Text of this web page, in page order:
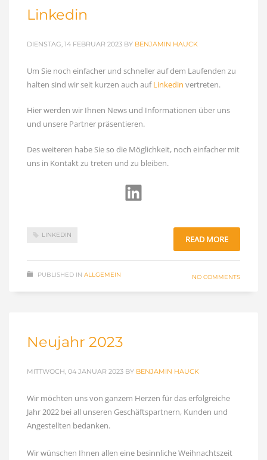
Linkedin
DIENSTAG, 14 FEBRUAR 2023 BY BENJAMIN HAUCK
Um Sie noch einfacher und schneller auf dem Laufenden zu
halten sind wir seit kurzen auch aufLinkedin vertreten.
Hier werden wir Ihnen News und Informationen über uns
und unsere Partner präsentieren.
Des weiteren habe Sie so die Möglichkeit, noch einfacher mit
uns in Kontakt zu treten und zu bleiben.
LinkedIn
LINKEDIN READ MORE
PUBLISHED IN ALLGEMEIN NO COMMENTS
Neujahr 2023
MITTWOCH, 04 JANUAR 2023 BY BENJAMIN HAUCK
Wir möchten uns von ganzem Herzen für das erfolgreiche
Jahr 2022 bei all unseren Geschäftspartnern, Kunden und
Angestellten bedanken.
Wir wünschen Ihnen allen eine besinnliche Weihnachtszeit